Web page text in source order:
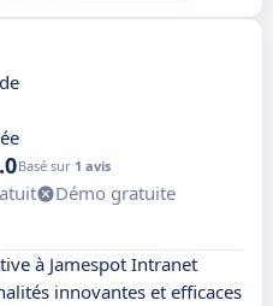
Basé sur 1 avis
Démo gratuite
à Jamespot Intranet
innovantes et efficaces